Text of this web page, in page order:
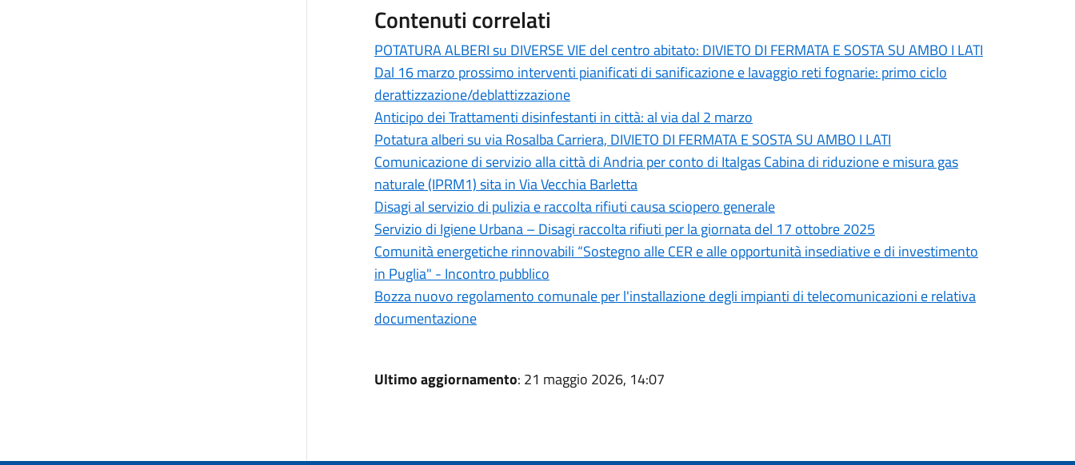
Contenuti correlati
POTATURA ALBERI su DIVERSE VIE del centro abitato: DIVIETO DI FERMATA E SOSTA SU AMBO I LATI
Dal 16 marzo prossimo interventi pianificati di sanificazione e lavaggio reti fognarie: primo ciclo
derattizzazione/deblattizzazione
Anticipo dei Trattamenti disinfestanti in città: al via dal 2 marzo
Potatura alberi su via Rosalba Carriera, DIVIETO DI FERMATA E SOSTA SU AMBO I LATI
Comunicazione di servizio alla città di Andria per conto di Italgas Cabina di riduzione e misura gas
naturale (IPRM1) sita in Via Vecchia Barletta
Disagi al servizio di pulizia e raccolta rifiuti causa sciopero generale
Servizio di Igiene Urbana – Disagi raccolta rifiuti per la giornata del 17 ottobre 2025
Comunità energetiche rinnovabili “Sostegno alle CER e alle opportunità insediative e di investimento
in Puglia" - Incontro pubblico
Bozza nuovo regolamento comunale per l'installazione degli impianti di telecomunicazioni e relativa
documentazione
Ultimo aggiornamento: 21 maggio 2026, 14:07